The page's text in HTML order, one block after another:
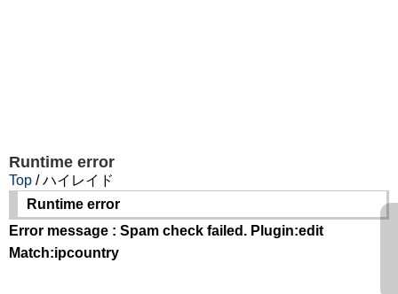
Runtime error
Top / ハイレイド
Runtime error
Error message : Spam check failed. Plugin:edit
Match:ipcountry